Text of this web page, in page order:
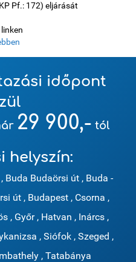
Pf.: 172) eljárását
időpont
29 900,- tól
helyszín:
,Buda Budaörsi út ,Buda -
út , Budapest , Csorna ,
,Győr ,Hatvan ,Inárcs ,
,Siófok ,Szeged ,
,Tatabánya